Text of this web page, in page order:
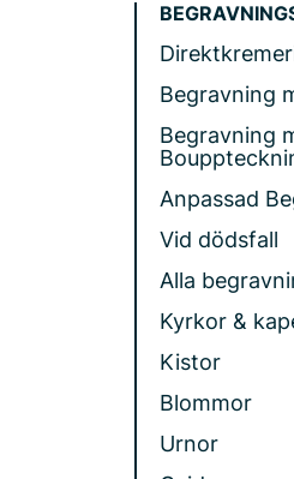
Begravning
Begravning
Anpassad
Vid dödsfall
Alla
Kyrkor &
Kistor
Blommor
Urnor